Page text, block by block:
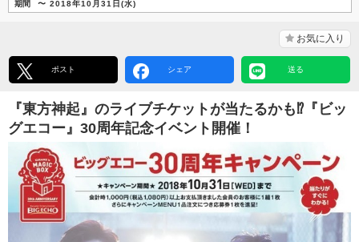
期間 〜 2018年10月31日(水)
お気に入り
ポスト シェア 送る
『東方神起』のライブチケットが当たるかも⁉︎『ビッ
グエコー』30周年記念イベント開催！